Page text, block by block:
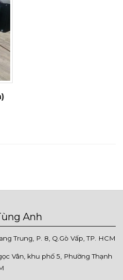
Anh
Trung, P. 8, Q.Gò Vấp, TP. HCM
Vân, khu phố 5, Phường Thạnh